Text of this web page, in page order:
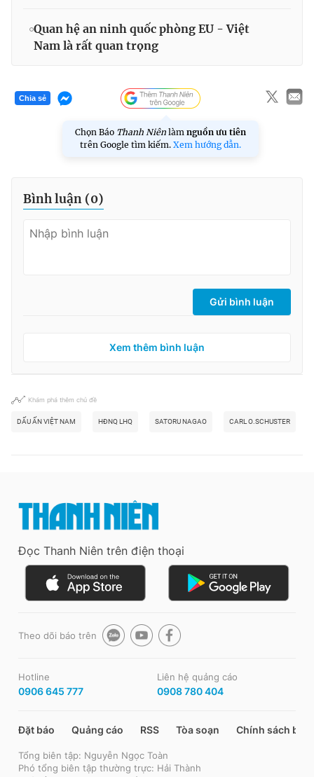
Quan hệ an ninh quốc phòng EU - Việt
Nam là rất quan trọng
Chia sẻ
Chọn Báo Thanh Niên làm nguồn ưu tiên
trên Google tìm kiếm. Xem hướng dẫn.
Bình luận (0)
Gửi bình luận
Xem thêm bình luận
Khám phá thêm chủ đề
DẤU ẤN VIỆT NAM HĐNQ LHQ SATORU NAGAO CARL O.SCHUSTER
Đọc Thanh Niên trên điện thoại
Theo dõi báo trên
Hotline
0906 645 777
Liên hệ quảng cáo
0908 780 404
Đặt báo Quảng cáo RSS Tòa soạn Chính sách bảo
Tổng biên tập: Nguyễn Ngọc Toàn
Phó tổng biên tập thường trực: Hải Thành